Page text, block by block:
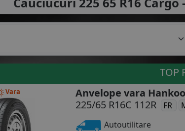
TOP
Vara
Anvelope vara
225/65 R16C 112R
FR
Autoutilitare